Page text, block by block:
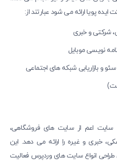
پویا ارائه می شود عبارتند از:
شرکتی و خبری
نویسی موبایل
سئو و بازاریابی شبکه های اجتماعی
سایت اعم از سایت های فروشگاهی،
خبری و غیره را ارائه می دهد. این
انواع سایت های وردپرس فعالیت